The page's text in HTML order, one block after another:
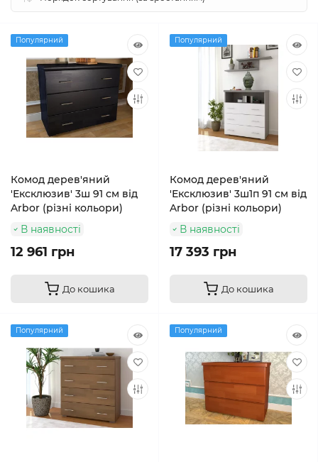
Популярний
Комод дерев'яний
'Ексклюзив' 3ш 91 см від
Arbor (різні кольори)
В наявності
12 961 грн
До кошика
Популярний
Комод дерев'яний
'Ексклюзив' 3ш1п 91 см від
Arbor (різні кольори)
В наявності
17 393 грн
До кошика
Популярний Популярний